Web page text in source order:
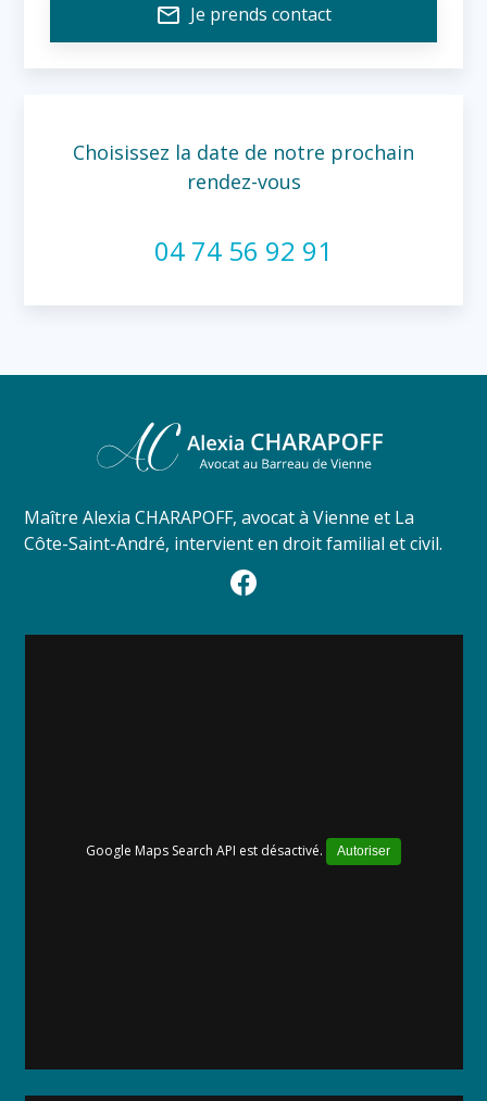
mail_outline Je prends contact
Choisissez la date de notre prochain
rendez-vous
04 74 56 92 91
Maître Alexia CHARAPOFF, avocat à Vienne et La
Côte-Saint-André, intervient en droit familial et civil.
Google Maps Search API est désactivé. Autoriser